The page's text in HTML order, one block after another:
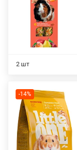
2 шт
-14%